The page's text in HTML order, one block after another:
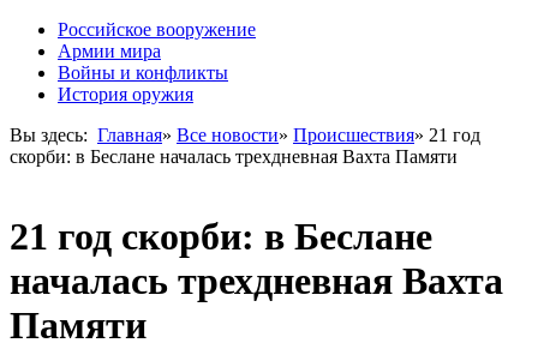
Российское вооружение
Армии мира
Войны и конфликты
История оружия
Вы здесь: Главная» Все новости» Происшествия» 21 год
скорби: в Беслане началась трехдневная Вахта Памяти
21 год скорби: в Беслане
началась трехдневная Вахта
Памяти